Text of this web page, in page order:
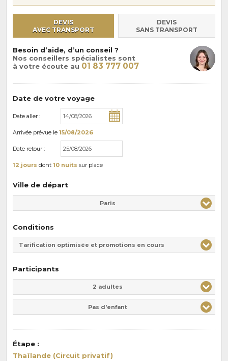
DEVIS
AVEC TRANSPORT
DEVIS
SANS TRANSPORT
Besoin d’aide, d’un conseil ?
Nos conseillers spécialistes sont
à votre écoute au 01 83 777 007
Date de votre voyage
Date aller :
Arrivée prévue le 15/08/2026
Date retour :
12 jours dont 10 nuits sur place
Ville de départ
Paris
Conditions
Tarification optimisée et promotions en cours
Participants
2 adultes
Pas d'enfant
Étape :
Thaïlande (Circuit privatif)